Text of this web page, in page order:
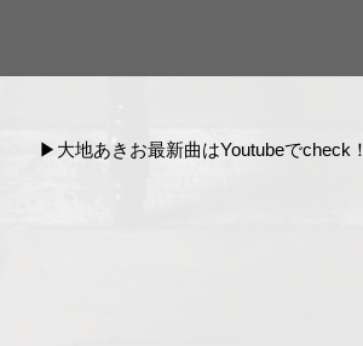
▶︎大地あきお最新曲はYoutubeでcheck！